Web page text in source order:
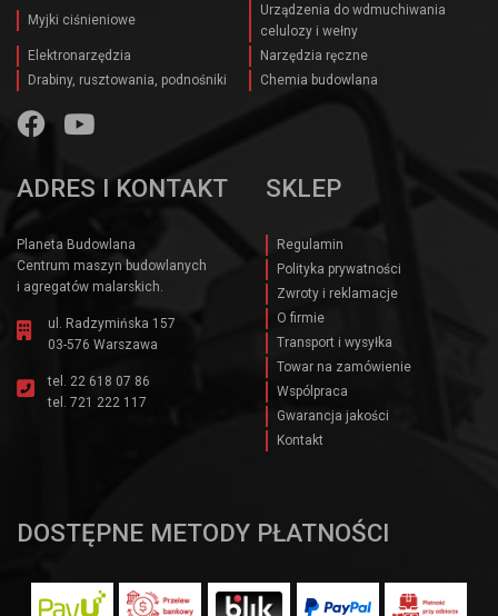
Myjki ciśnieniowe
Urządzenia do wdmuchiwania
celulozy i wełny
Elektronarzędzia
Narzędzia ręczne
Drabiny, rusztowania, podnośniki
Chemia budowlana
ADRES I KONTAKT
Planeta Budowlana
Centrum maszyn budowlanych
i agregatów malarskich.
ul. Radzymińska 157
03-576 Warszawa
tel. 22 618 07 86
tel. 721 222 117
SKLEP
Regulamin
Polityka prywatności
Zwroty i reklamacje
O firmie
Transport i wysyłka
Towar na zamówienie
Wspólpraca
Gwarancja jakości
Kontakt
DOSTĘPNE METODY PŁATNOŚCI